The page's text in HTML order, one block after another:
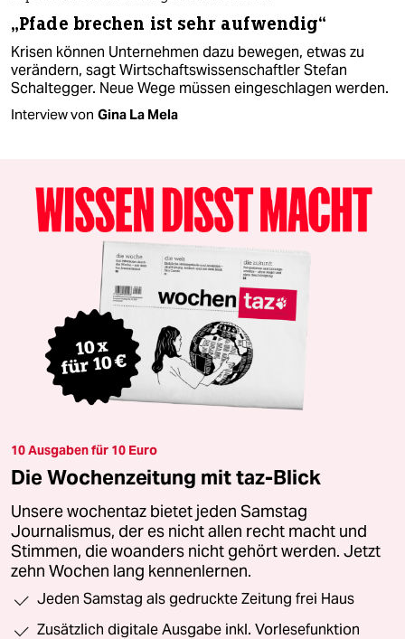
„Pfade brechen ist sehr aufwendig“
Krisen können Unternehmen dazu bewegen, etwas zu
verändern, sagt Wirtschaftswissenschaftler Stefan
Schaltegger. Neue Wege müssen eingeschlagen werden.
Interview von Gina La Mela
10 Ausgaben für 10 Euro
Die Wochenzeitung mit taz-Blick
Unsere wochentaz bietet jeden Samstag
Journalismus, der es nicht allen recht macht und
Stimmen, die woanders nicht gehört werden. Jetzt
zehn Wochen lang kennenlernen.
Jeden Samstag als gedruckte Zeitung frei Haus
Zusätzlich digitale Ausgabe inkl. Vorlesefunktion